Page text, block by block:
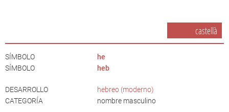
castellà
SÍMBOLO
he
SÍMBOLO
heb
DESARROLLO
hebreo (moderno)
CATEGORÍA
nombre masculino